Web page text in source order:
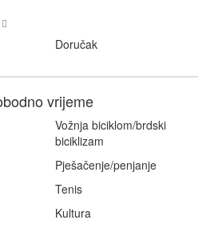
Doručak
vrijeme
Vožnja biciklom/brdski
biciklizam
Pješačenje/penjanje
Tenis
Kultura